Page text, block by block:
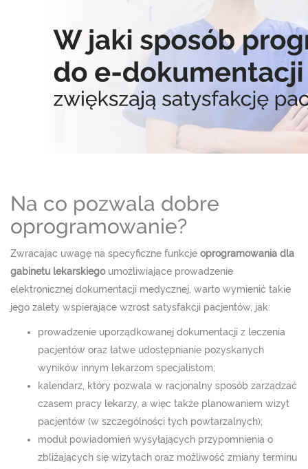
Na co pozwala dobre
oprogramowanie?
Zwracając uwagę na specyficzne funkcje oprogramowania dla
gabinetu lekarskiegoumożliwiające prowadzenie
elektronicznej dokumentacji medycznej, warto wymienić takie
jego zalety wspierające wzrost satysfakcji pacjentów, jak:
prowadzenie uporządkowanej dokumentacji z leczenia
pacjentów oraz łatwe udostępnianie pozyskanych
wyników innym lekarzom specjalistom;
kalendarz, który pozwala w racjonalny sposób zarządzać
czasem pracy lekarzy, a więc także planowaniem wizyt
pacjentów (w szczególności tych powtarzalnych);
moduł powiadomień wysyłających przypomnienia o
zbliżających się wizytach oraz możliwość zmiany terminu